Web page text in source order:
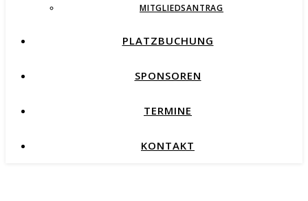
MITGLIEDSANTRAG
PLATZBUCHUNG
SPONSOREN
TERMINE
KONTAKT